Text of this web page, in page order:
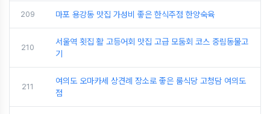
209 마포 용강동 맛집 가성비 좋은 한식주점 한양숙육
210
서울역 횟집 활 고등어회 맛집 고급 모둠회 코스 중림동물고
기
211
여의도 오마카세 상견례 장소로 좋은 룸식당 고청담 여의도
점